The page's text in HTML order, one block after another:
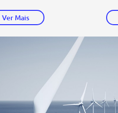
Ver Mais